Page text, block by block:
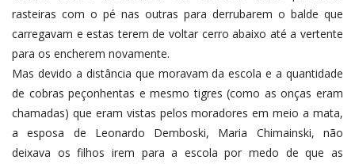
rasteiras com o pé nas outras para derrubarem o balde que
carregavam e estas terem de voltar cerro abaixo até a vertente
para os encherem novamente.
Mas devido a distância que moravam da escola e a quantidade
de cobras peçonhentas e mesmo tigres (como as onças eram
chamadas) que eram vistas pelos moradores em meio a mata,
a esposa de Leonardo Demboski, Maria Chimainski, não
deixava os filhos irem para a escola por medo de que as